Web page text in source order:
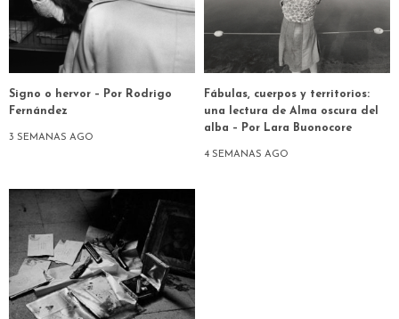
Signo o hervor – Por Rodrigo
Fernández
3 SEMANAS AGO
Fábulas, cuerpos y territorios:
una lectura de Alma oscura del
alba – Por Lara Buonocore
4 SEMANAS AGO